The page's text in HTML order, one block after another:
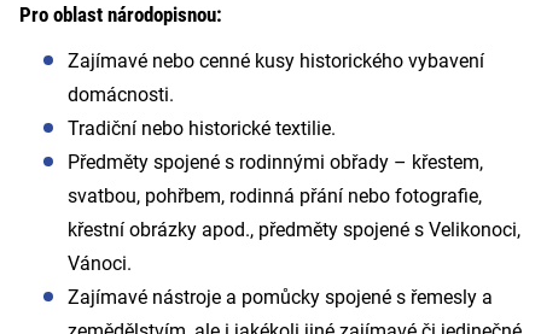
Pro oblast národopisnou:
Zajímavé nebo cenné kusy historického vybavení
domácnosti.
Tradiční nebo historické textilie.
Předměty spojené s rodinnými obřady – křestem,
svatbou, pohřbem, rodinná přání nebo fotografie,
křestní obrázky apod., předměty spojené s Velikonoci,
Vánoci.
Zajímavé nástroje a pomůcky spojené s řemesly a